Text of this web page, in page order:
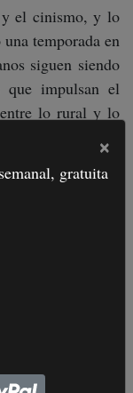
el cinismo, y lo
temporada en
siguen siendo
que impulsan el
lo rural y lo
el ascenso de
o Shanghái,
y tiene la
vaciar su carga.
×
gratuita